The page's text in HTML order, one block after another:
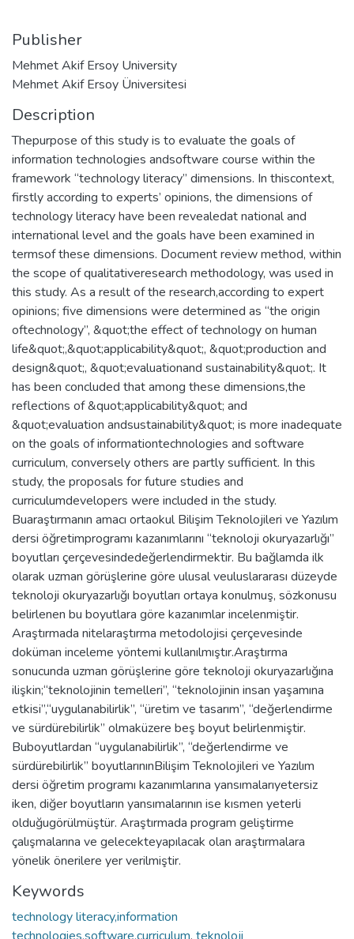
Publisher
Mehmet Akif Ersoy University
Mehmet Akif Ersoy Üniversitesi
Description
Thepurpose of this study is to evaluate the goals of
information technologies andsoftware course within the
framework “technology literacy” dimensions. In thiscontext,
firstly according to experts’ opinions, the dimensions of
technology literacy have been revealedat national and
international level and the goals have been examined in
termsof these dimensions. Document review method, within
the scope of qualitativeresearch methodology, was used in
this study. As a result of the research,according to expert
opinions; five dimensions were determined as “the origin
oftechnology”, &quot;the effect of technology on human
life&quot;,&quot;applicability&quot;, &quot;production and
design&quot;, &quot;evaluationand sustainability&quot;. It
has been concluded that among these dimensions,the
reflections of &quot;applicability&quot; and
&quot;evaluation andsustainability&quot; is more inadequate
on the goals of informationtechnologies and software
curriculum, conversely others are partly sufficient. In this
study, the proposals for future studies and
curriculumdevelopers were included in the study.
Buaraştırmanın amacı ortaokul Bilişim Teknolojileri ve Yazılım
dersi öğretimprogramı kazanımlarını “teknoloji okuryazarlığı”
boyutları çerçevesindedeğerlendirmektir. Bu bağlamda ilk
olarak uzman görüşlerine göre ulusal veuluslararası düzeyde
teknoloji okuryazarlığı boyutları ortaya konulmuş, sözkonusu
belirlenen bu boyutlara göre kazanımlar incelenmiştir.
Araştırmada nitelaraştırma metodolojisi çerçevesinde
doküman inceleme yöntemi kullanılmıştır.Araştırma
sonucunda uzman görüşlerine göre teknoloji okuryazarlığına
ilişkin;“teknolojinin temelleri”, “teknolojinin insan yaşamına
etkisi”,“uygulanabilirlik”, “üretim ve tasarım”, “değerlendirme
ve sürdürebilirlik” olmaküzere beş boyut belirlenmiştir.
Buboyutlardan “uygulanabilirlik”, “değerlendirme ve
sürdürebilirlik” boyutlarınınBilişim Teknolojileri ve Yazılım
dersi öğretim programı kazanımlarına yansımalarıyetersiz
iken, diğer boyutların yansımalarının ise kısmen yeterli
olduğugörülmüştür. Araştırmada program geliştirme
çalışmalarına ve gelecekteyapılacak olan araştırmalara
yönelik önerilere yer verilmiştir.
Keywords
technology literacy,information